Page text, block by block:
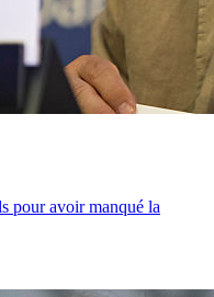
pour avoir manqué la